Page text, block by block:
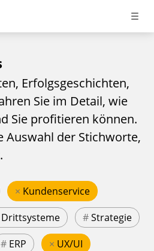
Erfolgsgeschichten,
Sie im Detail, wie
Sie profitieren können.
Auswahl der Stichworte,
× Kundenservice
Drittsysteme #Strategie
# ERP × UX/UI